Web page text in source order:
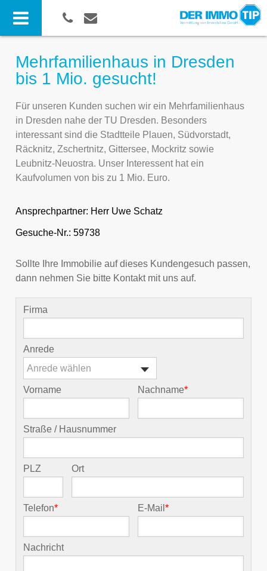
Mehrfamilienhaus in Dresden
bis 1 Mio. gesucht!
Für unseren Kunden suchen wir ein Mehrfamilienhaus
in Dresden nahe der TU Dresden. Besonders
interessant sind die Stadtteile Plauen, Südvorstadt,
Räcknitz, Zschertnitz, Gittersee, Mockritz sowie
Leubnitz-Neuostra. Unser Interessent hat ein
Kaufvolumen von bis zu 1 Mio. Euro.
Ansprechpartner: Herr Uwe Schatz
Gesuche-Nr.: 59738
Sollte Ihre Immobilie auf dieses Kundengesuch passen,
dann nehmen Sie bitte Kontakt mit uns auf.
Firma
Anrede
Anrede wählen
Vorname Nachname*
Straße / Hausnummer
PLZ Ort
Telefon* E-Mail*
Nachricht